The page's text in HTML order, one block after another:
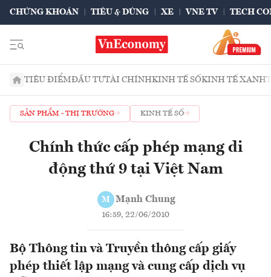
CHỨNG KHOÁN TIÊU & DÙNG XE VNE TV TECH
TIÊU ĐIỂMĐẦU TƯTÀI CHÍNHKINH TẾ SỐKINH TẾ XANH
SẢN PHẨM - THỊ TRƯỜNG KINH TẾ SỐ
Chính thức cấp phép mạng di
động thứ 9 tại Việt Nam
M Mạnh Chung
16:59, 22/06/2010
Bộ Thông tin và Truyền thông cấp giấy
phép thiết lập mạng và cung cấp dịch vụ